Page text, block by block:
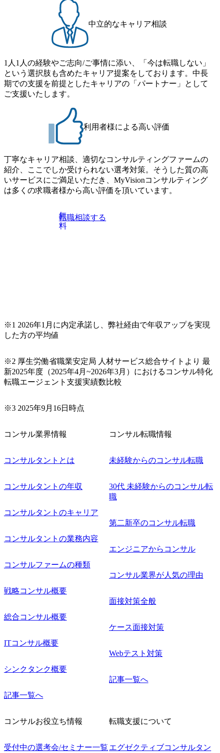
った社会課題やテーマに対して、グローバル知見と最新の
事例などを基に企業の構造改革と社会価値の創造の取り組
みを行うプロフェッショナルチームです。 今回1day選考対
象となるポジションは下記となります。 ・コンサルタント
(調達改革・設備O&M)【SCS SU】 ・コンサルタント(ECM/
流改革/需給プロセス改革)【SSC SU】 ・SCM/ECMデータ・
プロセス分析・AI活用_Sustainable SCM Strategy Unit(Strategy
Consultant職)≪東京・大阪≫ ・コンサルタント(SCS SUオー
プンポジション)【SCS SU】 ※当日は全体での会社説明な
どはなく、個別選考のみの実施を予定しています ※1名あた
りの拘束時間は1時間～最大2時間半程度を想定しています
※1次面接と最終面接の間をなるべく空けないよう調整して
おりますが、調整が叶わないケースもございます オンライ
ン 書類選考通過者
ルティングにご興味をお持ちの方は、この機会にぜひご応
にはWebテストを8月20日までに受験いただきます ・8月21
日までにプログラム参加者をご案内します ・初回プログラ
ム : 8月29日(土)10:00～13:30 @ベイン東京オフィス(六本木)
・プログラム期間中はコンサルタントとの食事会、プロジ
ェクトのご紹介、ケースワークショップなどを実施します
・10月17日(土)開催の選考会にて採用面接を実施する予定で
す ※ご都合が合わない方は別途調整いたします 初回プロ
ラインまたはオフラインの実施 ※東京オフィスのみのご応
募となります。他オフィス希望を含めたご応募はお受けい
たしかねますのでご了承ください ● フルタイムでの職務経
歴を2年以上お持ちの方で、東京オフィスのコンサルタント
ポジションに応募意思がある方 ● 英語・日本語ともにビジ
ネスレベルの方 ※日本語が母国語でない方は日本語能力
試験N1またはそれ相当の上級レベルの日本語力(会話・読解
力)
中立的なキャリア相談
1人1人の経験やご志向/ご事情に添い、「今は転職しない」
という選択肢も含めたキャリア提案をしております。中長
期での支援を前提としたキャリアの「パートナー」として
ご支援いたします。
利用者様による高い評価
丁寧なキャリア相談、適切なコンサルティングファームの
紹介、ここでしか受けられない選考対策。そうした質の高
いサービスにご満足いただき、MyVisionコンサルティング
は多くの求職者様から高い評価を頂いています。
無
料
転職相談する
※1 2026年1月に内定承諾し、弊社経由で年収アップを実現
した方の平均値
※2 厚生労働省職業安定局 人材サービス総合サイトより 最
新2025年度（2025年4月~2026年3月）におけるコンサル特化
転職エージェント支援実績数比較
※3 2025年9月16日時点
コンサル業界情報
コンサルタントとは
コンサルタントの年収
コンサルタントのキャリア
コンサルタントの業務内容
コンサルファームの種類
戦略コンサル概要
総合コンサル概要
ITコンサル概要
シンクタンク概要
記事一覧へ
コンサル転職情報
未経験からのコンサル転職
30代 未経験からのコンサル転
職
第二新卒のコンサル転職
エンジニアからコンサル
コンサル業界が人気の理由
面接対策全般
ケース面接対策
Webテスト対策
記事一覧へ
コンサルお役立ち情報
受付中の選考会/セミナー一覧
転職支援について
エグゼクティブコンサルタン